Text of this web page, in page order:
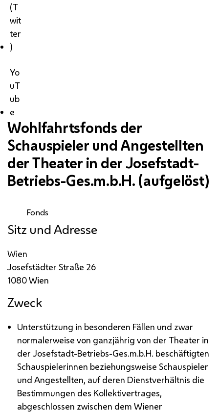
(T
wit
ter
)
Yo
uT
ub
e
Wohlfahrtsfonds der
Schauspieler und Angestellten
der Theater in der Josefstadt-
Betriebs-Ges.m.b.H. (aufgelöst)
Fonds
Sitz und Adresse
Wien
Josefstädter Straße 26
1080 Wien
Zweck
Unterstützung in besonderen Fällen und zwar
normalerweise von ganzjährig von der Theater in
der Josefstadt-Betriebs-Ges.m.b.H. beschäftigten
Schauspielerinnen beziehungsweise Schauspieler
und Angestellten, auf deren Dienstverhältnis die
Bestimmungen des Kollektivertrages,
abgeschlossen zwischen dem Wiener